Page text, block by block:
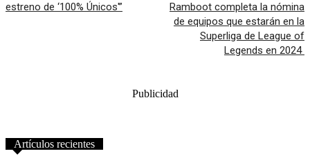
estreno de ‘100% Únicos'”
Ramboot completa la nómina
de equipos que estarán en la
Superliga de League of
Legends en 2024
Publicidad
Artículos recientes